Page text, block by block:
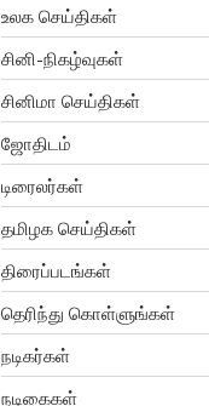
உலக செய்திகள்
சினி-நிகழ்வுகள்
சினிமா செய்திகள்
ஜோதிடம்
டிரைலர்கள்
தமிழக செய்திகள்
திரைப்படங்கள்
தெரிந்து கொள்ளுங்கள்
நடிகர்கள்
நடிகைகள்